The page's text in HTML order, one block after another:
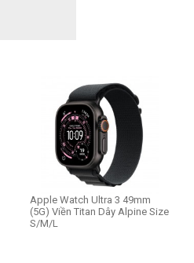
Apple Watch Ultra 3 49mm
(5G) Viền Titan Dây Alpine Size
S/M/L